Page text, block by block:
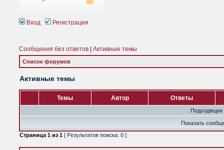
Вход Регистрация
Сообщения без ответов Активные темы
Список форумов
Активные темы
Темы Автор Ответы
Подходящих
Показать
Страница 1 из 1 [ Результатов поиска: 0 ]